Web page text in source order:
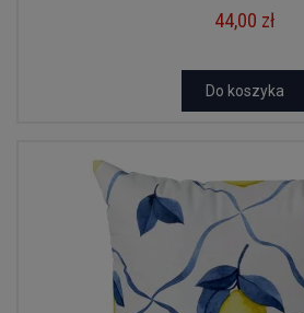
44,00 zł
Do koszyka